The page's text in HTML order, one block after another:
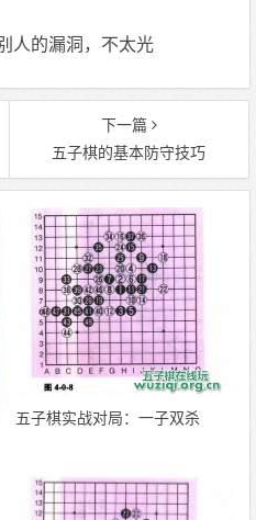
人的漏洞，不太光
下一篇
五子棋的基本防守技巧
五子棋实战对局：一子双杀